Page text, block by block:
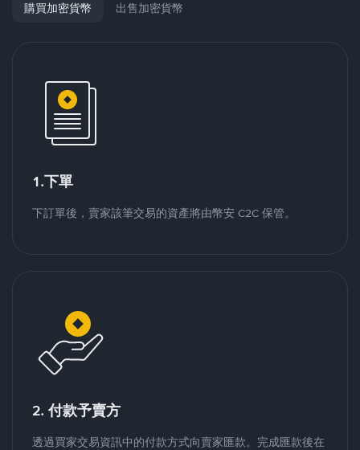
購買加密貨幣 出售加密貨幣
1.下單
下訂單後，賣家該筆交易的資產將由幣安 C2C 保管。
2. 付款予賣方
透過買家交易資訊中的付款方式向賣家匯款。完成匯款後在